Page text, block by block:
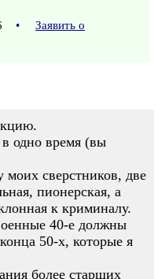
•
Заявить о
одно время (вы
сверстников, две
пионерская, а
к криминалу.
40-е должны
50-х, которые я
более старших